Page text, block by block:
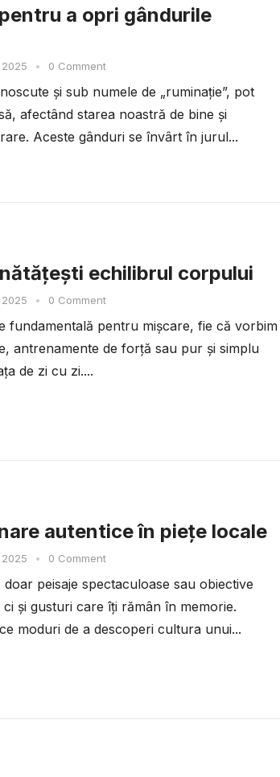
a opri gândurile
• 0 Comment
și sub numele de „ruminație”, pot
afectând starea noastră de bine și
Aceste gânduri se învârt în jurul...
echilibrul corpului
• 0 Comment
fundamentală pentru mișcare, fie că vorbim
antrenamente de forță sau pur și simplu
de zi cu zi....
autentice în piețe locale
• 0 Comment
peisaje spectaculoase sau obiective
și gusturi care îți rămân în memorie.
moduri de a descoperi cultura unui...